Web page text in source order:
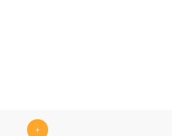
+